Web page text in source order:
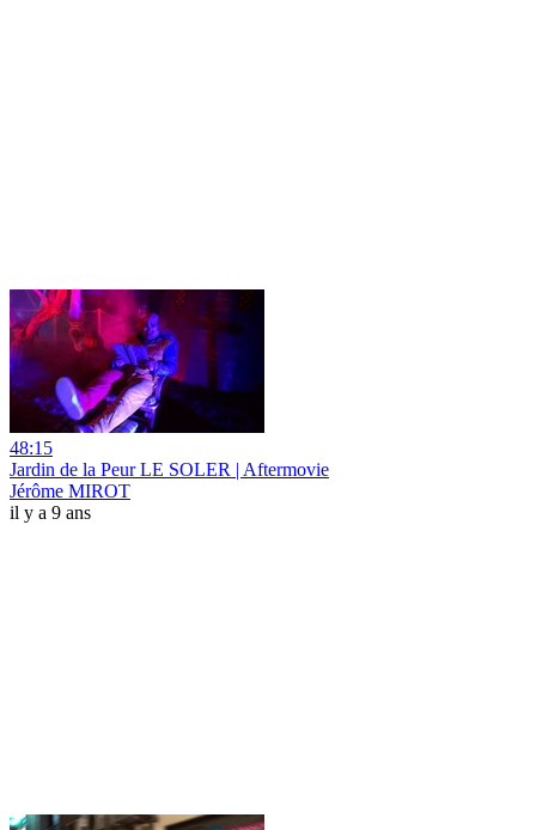
48:15
Jardin de la Peur LE SOLER | Aftermovie
Jérôme MIROT
il y a 9 ans